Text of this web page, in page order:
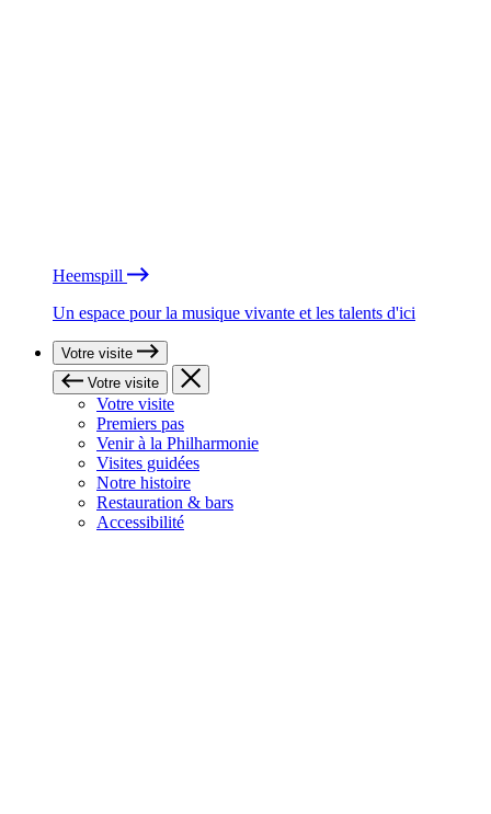
Heemspill
Un espace pour la musique vivante et les talents d'ici
Votre visite
Votre visite
Votre visite
Premiers pas
Venir à la Philharmonie
Visites guidées
Notre histoire
Restauration & bars
Accessibilité